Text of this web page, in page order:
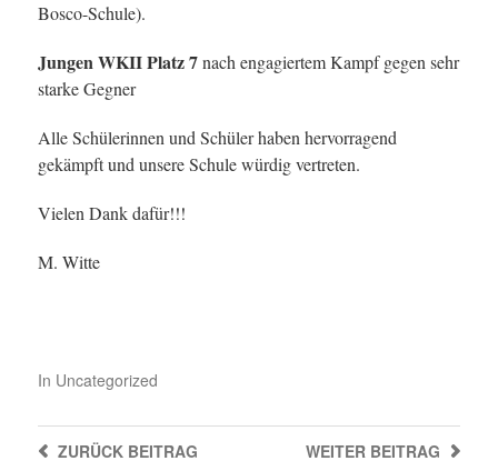
Bosco-Schule).
Jungen WKII Platz 7nach engagiertem Kampf gegen sehr
starke Gegner
Alle Schülerinnen und Schüler haben hervorragend
gekämpft und unsere Schule würdig vertreten.
Vielen Dank dafür!!!
M. Witte
In Uncategorized
WEITER BEITRAG
ZURÜCKBEITRAG